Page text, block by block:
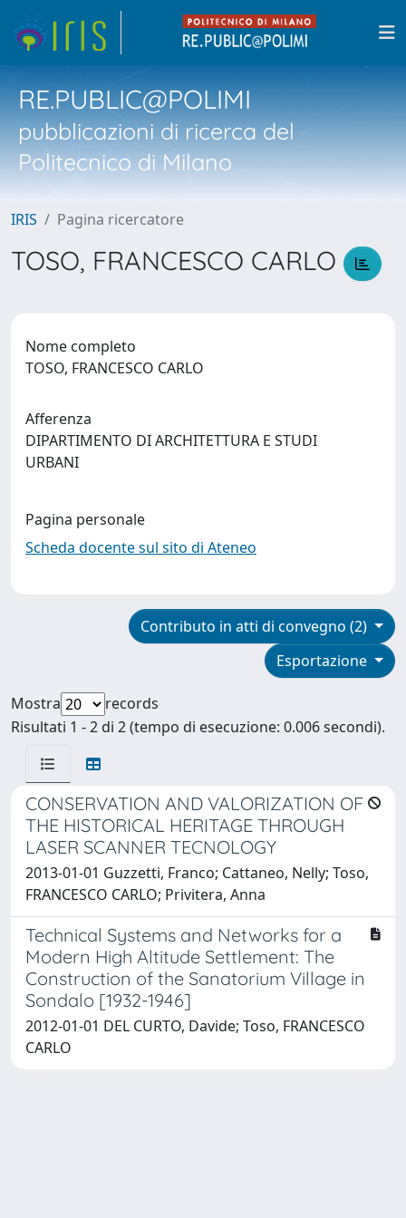
RE.PUBLIC@POLIMI
pubblicazioni di ricerca del
Politecnico di Milano
IRIS Pagina ricercatore
TOSO, FRANCESCO CARLO
Nome completo
TOSO, FRANCESCO CARLO
Afferenza
DIPARTIMENTO DI ARCHITETTURA E STUDI
URBANI
Pagina personale
Scheda docente sul sito di Ateneo
Contributo in atti di convegno (2)
Esportazione
Mostra
records
Risultati 1 - 2 di 2 (tempo di esecuzione: 0.006 secondi).
CONSERVATION AND VALORIZATION OF
THE HISTORICAL HERITAGE THROUGH
LASER SCANNER TECNOLOGY
2013-01-01 Guzzetti, Franco; Cattaneo, Nelly; Toso,
FRANCESCO CARLO; Privitera, Anna
Technical Systems and Networks for a
Modern High Altitude Settlement: The
Construction of the Sanatorium Village in
Sondalo [1932-1946]
2012-01-01 DEL CURTO, Davide; Toso, FRANCESCO
CARLO